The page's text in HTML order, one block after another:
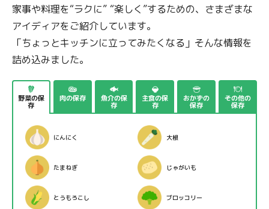
家事や料理を“ラクに” “楽しく”するための、さまざまな
アイディアをご紹介しています。
「ちょっとキッチンに立ってみたくなる」そんな情報を
詰め込みました。
野菜の保
存
肉の保存 魚介の保
存
主食の保
存
おかずの
保存
その他の
保存
にんにく 大根
たまねぎ じゃがいも
とうもろこし ブロッコリー